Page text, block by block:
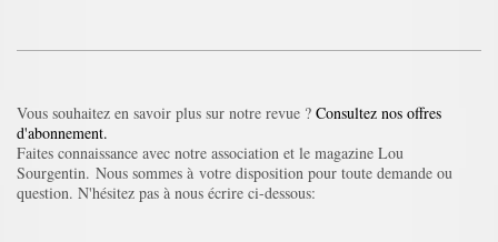
Vous souhaitez en savoir plus sur notre revue ? Consultez nos offres
d'abonnement.
Faites connaissance avec notre association et le magazine Lou
Sourgentin. Nous sommes à votre disposition pour toute demande ou
question. N'hésitez pas à nous écrire ci-dessous: